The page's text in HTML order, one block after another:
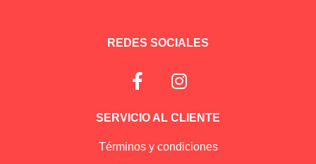
REDES SOCIALES
SERVICIO AL CLIENTE
Términos y condiciones